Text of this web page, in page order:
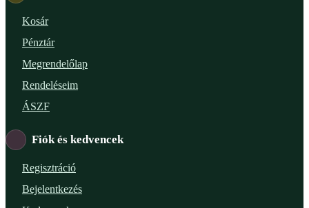
Kosár
Pénztár
Megrendelőlap
Rendeléseim
ÁSZF
Fiók és kedvencek
Regisztráció
Bejelentkezés